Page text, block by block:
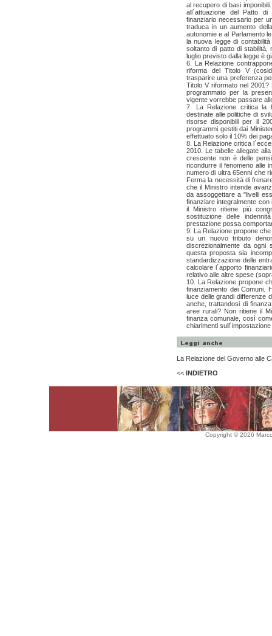
al recupero di basi
all´attuazione del Patto
finanziario necessario per
traduca in un aumento
autonomie e al Parlamento
la nuova legge di
soltanto di patto di
luglio previsto dalla legge è
6. La Relazione
riforma del Titolo V
trasparire una preferenza
Titolo V riformato nel 2001?
programmato per la
vigente vorrebbe passare
7. La Relazione critica la
destinate alle politiche di
risorse disponibili per il
programmi gestiti dai
effettuato solo il 10% dei
8. La Relazione critica
2010. Le tabelle allegate
crescente non è delle
ricondurre il fenomeno alle
numero di ultra 65enni che
Ferma la necessità di
che il Ministro intende
da assoggettare a "livelli
finanziare integralmente
il Ministro ritiene più
sostituzione delle
prestazione possa
9. La Relazione propone
su un nuovo tributo
discrezionalmente da ogni
questa proposta sia
standardizzazione delle
calcolare l´apporto
relativo alle altre spese
10. La Relazione propone
finanziamento dei Comuni.
luce delle grandi differenze
anche, trattandosi di
aree rurali? Non ritiene il
finanza comunale, così
chiarimenti
La Relazione del Governo alle
<< INDIETRO
Copyright © 2026